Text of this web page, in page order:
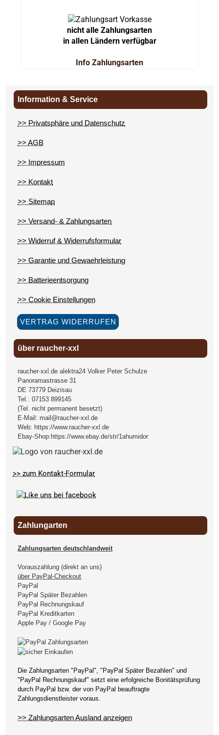
nicht alle Zahlungsarten
in allen Ländern verfügbar
Info Zahlungsarten
Information & Service
>> Privatsphäre und Datenschutz
>> AGB
>> Impressum
>> Kontakt
>> Sitemap
>> Versand- & Zahlungsarten
>> Widerruf & Widerrufsformular
>> Garantie und Gewaehrleistung
>> Batterieentsorgung
>> Cookie Einstellungen
VERTRAG WIDERRUFEN
über raucher-xxl
raucher-xxl.de alektra24 Volker Peter Schulze
Panoramastrasse 31
DE 73779 Deizisau
Tel.:07153 899145
(Tel. nicht permanent besetzt)
E-Mail: mail@raucher-xxl.de
Web: https://www.raucher-xxl.de
Ebay-Shop: https://www.ebay.de/str/1ahumidor
>> zum Kontakt-Formular
Zahlungarten
Zahlungsarten deutschlandweit
Vorauszahlung (direkt an uns)
über PayPal-Checkout
PayPal
PayPal Später Bezahlen
PayPal Rechnungskauf
PayPal Kreditkarten
Apple Pay / Google Pay
Die Zahlungsarten "PayPal", "PayPal Später Bezahlen" und
"PayPal Rechnungskauf" setzt eine erfolgreiche Bonitätsprüfung
durch PayPal bzw. der von PayPal beauftragte
Zahlungsdienstleister voraus.
>> Zahlungsarten Ausland anzeigen